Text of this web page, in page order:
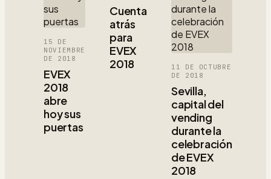
15 DE
NOVIEMBRE
DE 2018
EVEX
2018
abre
hoy sus
puertas
Cuenta
atrás
para
EVEX
2018
11 DE OCTUBRE
DE 2018
Sevilla,
capital del
vending
durante la
celebración
de EVEX
2018